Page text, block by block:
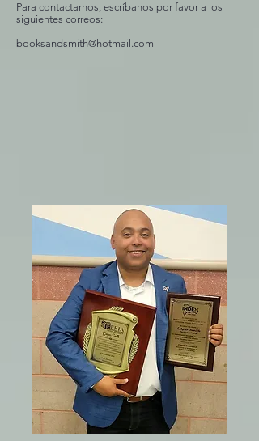
Para contactarnos, escríbanos por favor a los
siguientes correos:
booksandsmith@hotmail.com